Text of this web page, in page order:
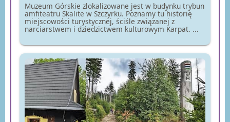
Muzeum Górskie zlokalizowane jest w budynku trybun
amfiteatru Skalite w Szczyrku. Poznamy tu historię
miejscowości turystycznej, ściśle związanej z
narciarstwem i dziedzictwem kulturowym Karpat. ...